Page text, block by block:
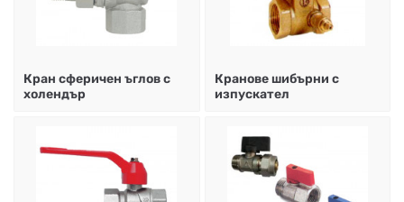
Кран сферичен ъглов с
холендър
Кранове шибърни с
изпускател